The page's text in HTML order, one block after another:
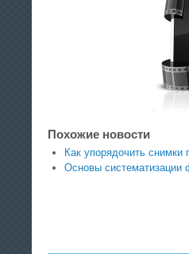
Похожие новости
Как упорядочить
Основы систематизации